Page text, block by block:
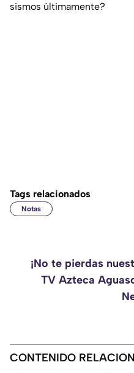
sismos últimamente?
Tags relacionados
Notas
¡No te pierdas
TV Azteca
CONTENIDO